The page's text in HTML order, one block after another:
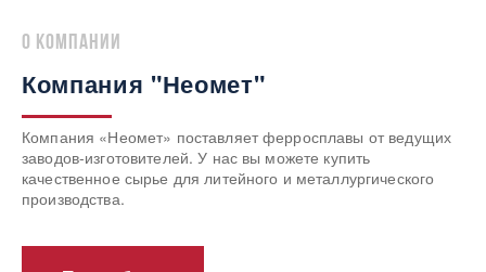
о компании
Компания "Неомет"
Компания «Неомет» поставляет ферросплавы от ведущих
заводов-изготовителей. У нас вы можете купить
качественное сырье для литейного и металлургического
производства.